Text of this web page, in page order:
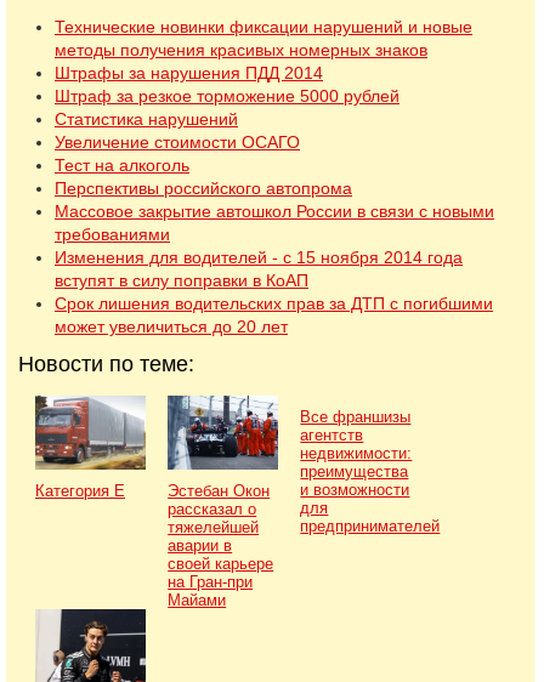
Технические новинки фиксации нарушений и новые
методы получения красивых номерных знаков
Штрафы за нарушения ПДД 2014
Штраф за резкое торможение 5000 рублей
Статистика нарушений
Увеличение стоимости ОСАГО
Тест на алкоголь
Перспективы российского автопрома
Массовое закрытие автошкол России в связи с новыми
требованиями
Изменения для водителей - с 15 ноября 2014 года
вступят в силу поправки в КоАП
Срок лишения водительских прав за ДТП с погибшими
может увеличиться до 20 лет
Новости по теме:
Категория Е
Эстебан Окон
рассказал о
тяжелейшей
аварии в
своей карьере
на Гран-при
Майами
Все франшизы
агентств
недвижимости:
преимущества
и возможности
для
предпринимателей